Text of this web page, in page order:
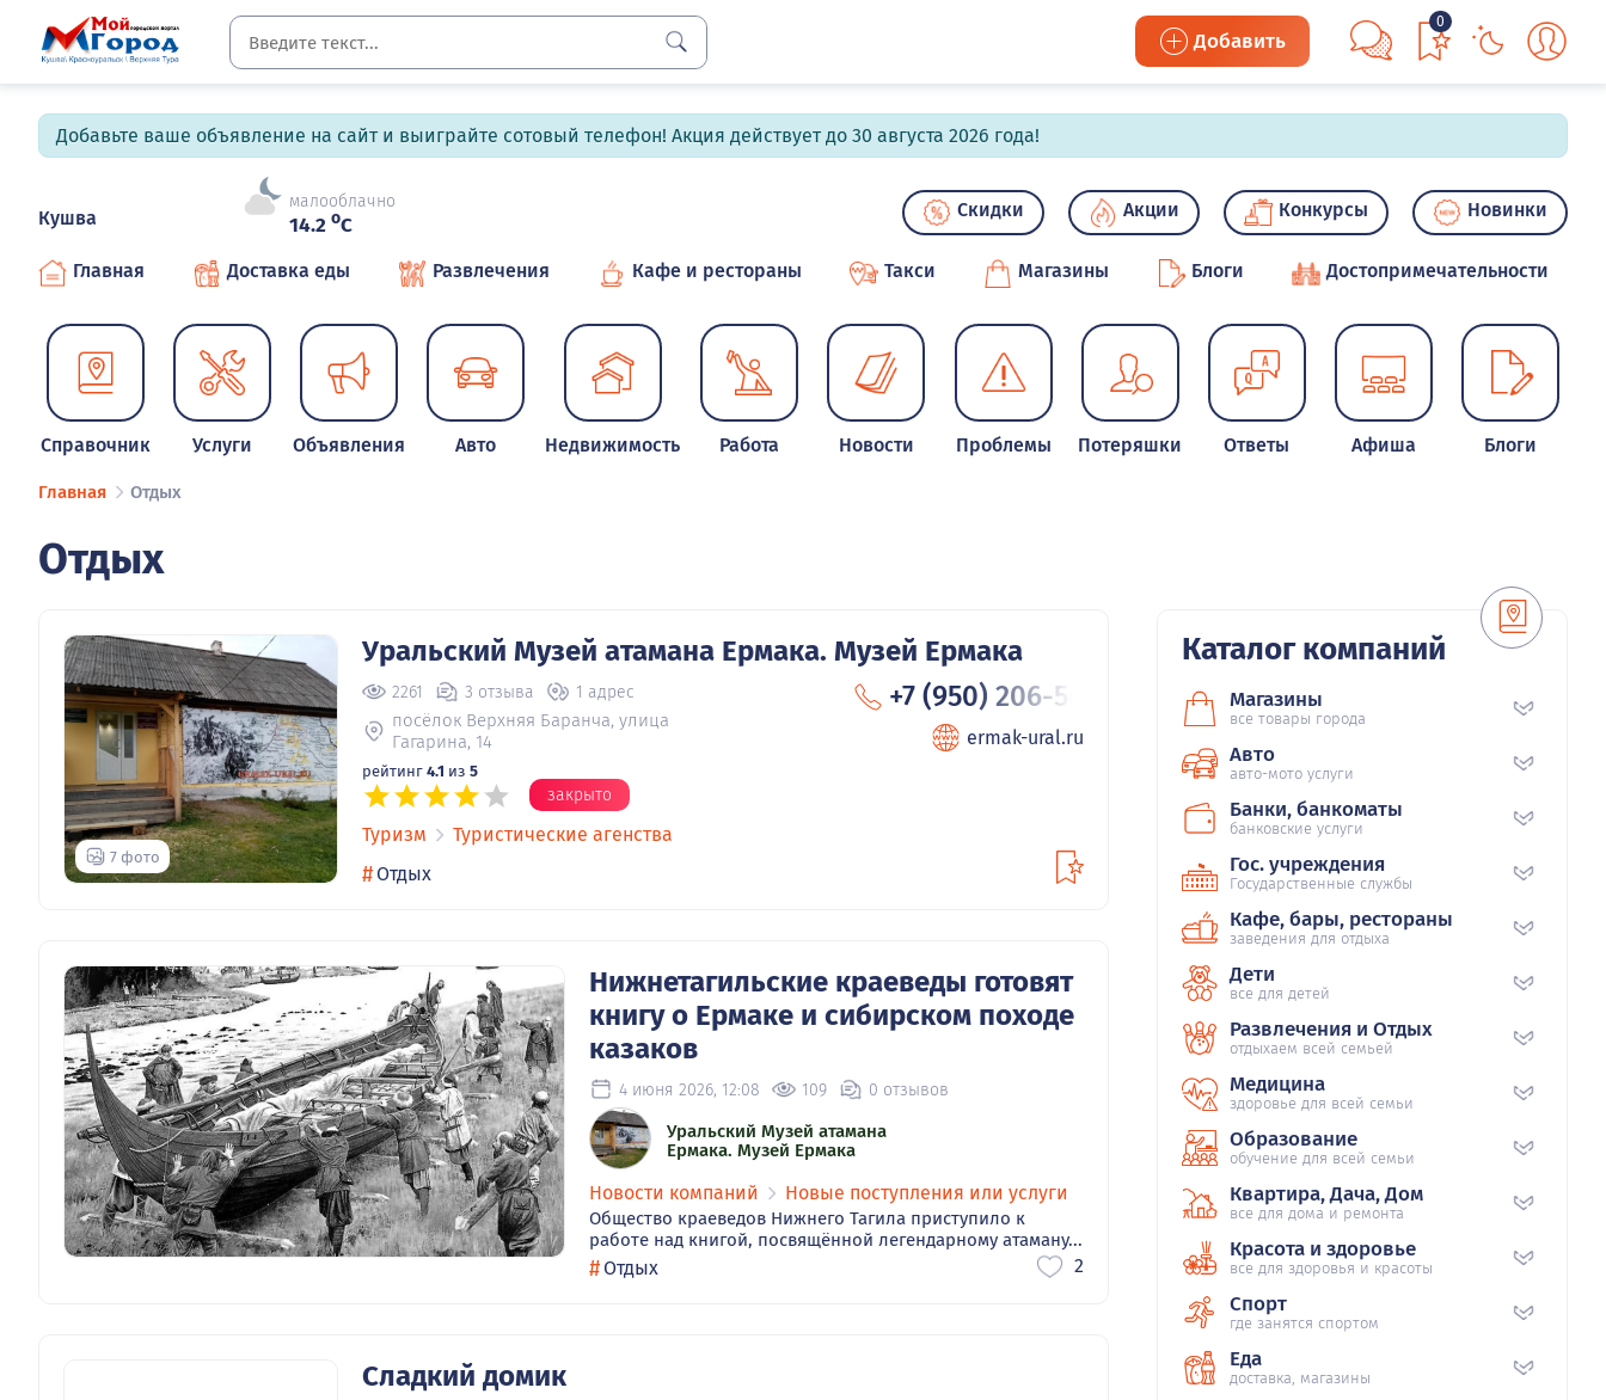
Добавить
0
Добавьте ваше объявление на сайт и выиграйте сотовый телефон! Акция действует до 30 августа 2026 года!
Кушва
малооблачно
14.2 oC
Скидки Акции Конкурсы Новинки
Главная Доставка еды Развлечения Кафе и рестораны Такси Магазины Блоги Достопримечательности
Справочник Услуги Объявления Авто Недвижимость Работа Новости Проблемы Потеряшки Ответы Афиша Блоги
Главная Отдых
Отдых
7 фото
Уральский Музей атамана Ермака. Музей Ермака
2261 3 отзыва 1 адрес
посёлок Верхняя Баранча, улица
Гагарина, 14
рейтинг4.1 из 5
закрыто
+7 (950) 206-56
ermak-ural.ru
Туризм Туристические агенства
# Отдых
Нижнетагильские краеведы готовят
книгу о Ермаке и сибирском походе
казаков
4 июня 2026, 12:08 109 0 отзывов
Уральский Музей атамана
Ермака. Музей Ермака
Новости компаний Новые поступления или услуги
Общество краеведов Нижнего Тагила приступило к
работе над книгой, посвящённой легендарному атаману...
# Отдых 2
Сладкий домик
Каталог компаний
Магазины
все товары города
Авто
авто-мото услуги
Банки, банкоматы
банковские услуги
Гос. учреждения
Государственные службы
Кафе, бары, рестораны
заведения для отдыха
Дети
все для детей
Развлечения и Отдых
отдыхаем всей семьей
Медицина
здоровье для всей семьи
Образование
обучение для всей семьи
Квартира, Дача, Дом
все для дома и ремонта
Красота и здоровье
все для здоровья и красоты
Спорт
где занятся спортом
Еда
доставка, магазины